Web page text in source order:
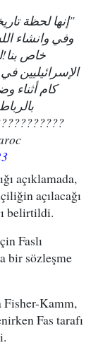
"إنها لحظة
وفي وانشاء
خاص
الإسرائيليين
كام أثناء
açıklamada,
açılacağı
belirtildi.
Faslı
bir sözleşme
Fisher-Kamm,
Fas tarafı